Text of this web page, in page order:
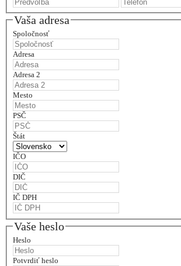
Vaša adresa
Spoločnosť
Adresa
Adresa 2
Mesto
PSČ
Štát
IČO
DIČ
IČ DPH
Vaše heslo
Heslo
Potvrdiť heslo